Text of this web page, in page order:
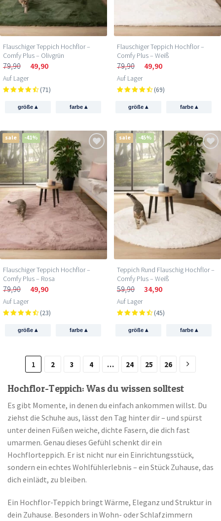
Flauschiger Teppich Hochflor –
Comfy Plus – Olivgrün
79,90 49,90
Auf Lager
(71)
größe▴ farbe ▴
Flauschiger Teppich Hochflor –
Comfy Plus – Weiß
79,90 49,90
Auf Lager
(69)
größe▴ farbe ▴
sale -41%
Flauschiger Teppich Hochflor –
Comfy Plus – Rosa
79,90 49,90
Auf Lager
(23)
größe▴ farbe ▴
sale -45%
Teppich Rund Flauschig Hochflor –
Comfy Plus – Weiß
59,90 34,90
Auf Lager
(45)
größe▴ farbe ▴
1 2 3 4 … 24 25 26
Hochflor-Teppich: Was du wissen solltest
Es gibt Momente, in denen du einfach ankommen willst. Du
ziehst die Schuhe aus, lässt den Tag hinter dir – und spürst
unter deinen Füßen weiche, dichte Fasern, die dich fast
umarmen. Genau dieses Gefühl schenkt dir ein
Hochflorteppich. Er ist nicht nur ein Einrichtungsstück,
sondern ein echtes Wohlfühlerlebnis – ein Stück Zuhause, das
dich einlädt, zu bleiben.
Ein Hochflor-Teppich bringt Wärme, Eleganz und Struktur in
dein Zuhause. Besonders in Wohn- oder Schlafzimmern